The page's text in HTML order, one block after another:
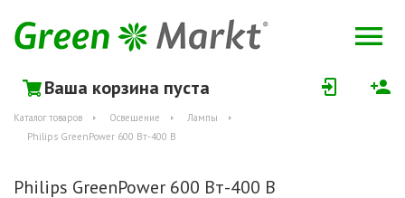
Ваша корзина пуста
Каталог товаров Освещение
Лампы
Philips GreenPower 600 Вт-400 В
Philips GreenPower 600 Вт-400 В